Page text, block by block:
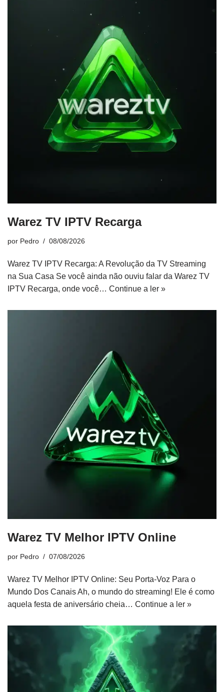
Warez TV IPTV Recarga
por Pedro 08/08/2026
Warez TV IPTV Recarga: A Revolução da TV Streaming
na Sua Casa Se você ainda não ouviu falar da Warez TV
IPTV Recarga, onde você… Continue a ler »
Warez TV Melhor IPTV Online
por Pedro 07/08/2026
Warez TV Melhor IPTV Online: Seu Porta-Voz Para o
Mundo Dos Canais Ah, o mundo do streaming! Ele é como
aquela festa de aniversário cheia… Continue a ler »